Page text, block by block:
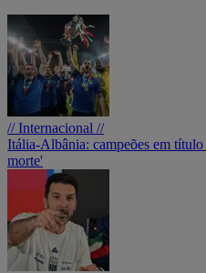
// Internacional //
Itália-Albânia: campeões em
morte'